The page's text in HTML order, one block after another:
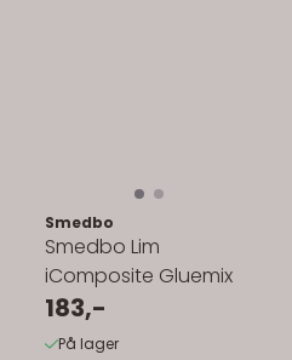
Smedbo
Smedbo Lim
iComposite Gluemix
183,-
På lager